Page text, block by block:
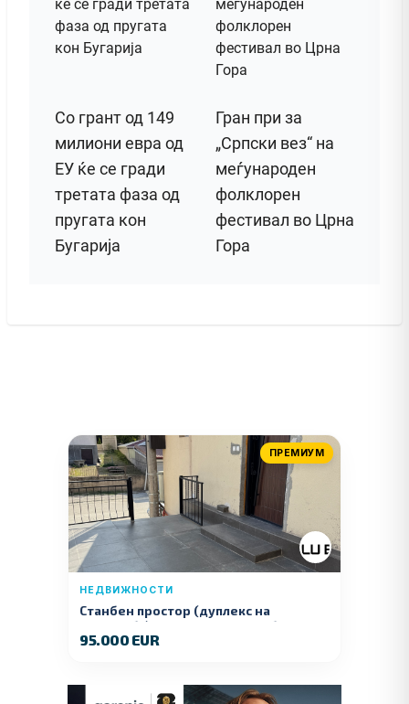
Со грант од 149
милиони евра од
ЕУ ќе се гради
третата фаза од
пругата кон
Бугарија
Гран при за
„Српски вез“ на
меѓународен
фолклорен
фестивал во Црна
Гора
ПРЕМИУМ
НЕДВИЖНОСТИ
Станбен простор (дуплекс на
продажба) – Ул. Стојан Арсов бр. 1,
Куманово
95.000 EUR